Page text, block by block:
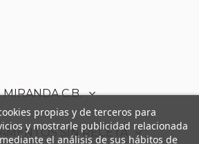
C.B.
SIN RECETA
propias y de terceros para
y mostrarle publicidad relacionada
el análisis de sus hábitos de